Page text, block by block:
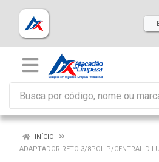
INÍCIO
ADAPTADOR RETO 3/8POL P/CENTRAL